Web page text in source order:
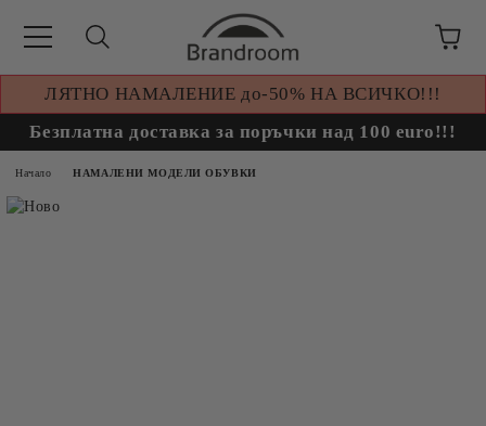
ЛЯТНО НАМАЛЕНИЕ до-50% НА ВСИЧКО!!!
Безплатна доставка за поръчки над 100 euro!!!
Начало НАМАЛЕНИ МОДЕЛИ ОБУВКИ